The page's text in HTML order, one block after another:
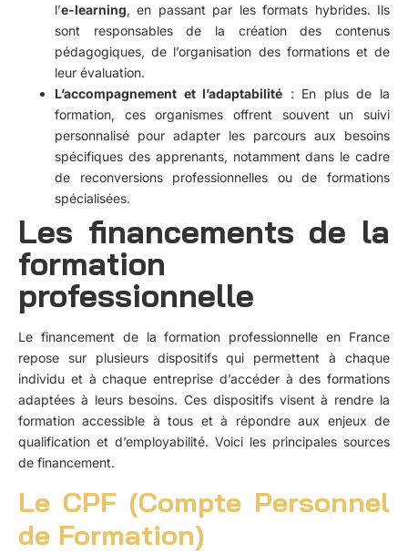
l’e-learning, en passant par les formats hybrides. Ils
sont responsables de la création des contenus
pédagogiques, de l’organisation des formations et de
leur évaluation.
L’accompagnement et l’adaptabilité : En plus de la
formation, ces organismes offrent souvent un suivi
personnalisé pour adapter les parcours aux besoins
spécifiques des apprenants, notamment dans le cadre
de reconversions professionnelles ou de formations
spécialisées.
Les financements de la
formation
professionnelle
Le financement de la formation professionnelle en France
repose sur plusieurs dispositifs qui permettent à chaque
individu et à chaque entreprise d’accéder à des formations
adaptées à leurs besoins. Ces dispositifs visent à rendre la
formation accessible à tous et à répondre aux enjeux de
qualification et d’employabilité. Voici les principales sources
de financement.
Le CPF (Compte Personnel
de Formation)